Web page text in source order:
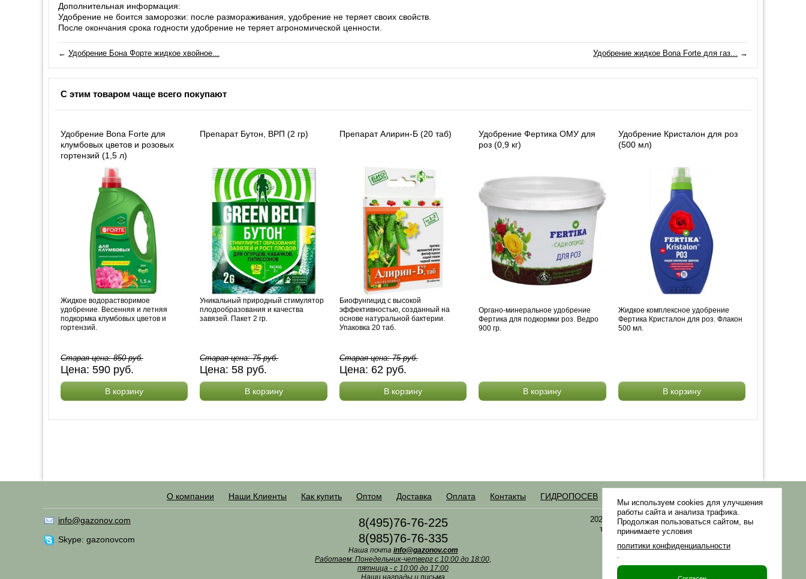
Дополнительная информация:
Удобрение не боится заморозки: после размораживания, удобрение не теряет своих свойств.
После окончания срока годности удобрение не теряет агрономической ценности.
← Удобрение Бона Форте жидкое хвойное... Удобрение жидкое Bona Forte для газ... →
С этим товаром чаще всего покупают
Удобрение Bona Forte для
клумбовых цветов и розовых
гортензий (1,5 л)
Жидкое водорастворимое
удобрение. Весенняя и летняя
подкормка клумбовых цветов и
гортензий.
Старая цена:850руб.
Цена: 590 руб.
В корзину
Препарат Бутон, ВРП (2 гр)
Уникальный природный стимулятор
плодообразования и качества
завязей. Пакет 2 гр.
Старая цена:75руб.
Цена:58 руб.
В корзину
Препарат Алирин-Б (20 таб)
Биофунгицид с высокой
эффективностью, созданный на
основе натуральной бактерии.
Упаковка 20 таб.
Старая цена:75руб.
Цена: 62 руб.
В корзину
Удобрение Фертика ОМУ для
роз (0,9 кг)
Органо-минеральное удобрение
Фертика для подкормки роз. Ведро
900 гр.
В корзину
Удобрение Кристалон для роз
(500 мл)
Жидкое комплексное удобрение
Фертика Кристалон для роз. Флакон
500 мл.
В корзину
О компании Наши Клиенты Как купить Оптом Доставка Оплата Контакты ГИДРОПОСЕВ
info@gazonov.com
Skype: gazonovcom
2021-2026 © «Газонная трава, семена газонных
трав: выбор удобрения и средства защиты в
8(495)76-76-225
8(985)76-76-335
Наша почта info@gazonov.com
Работаем: Понедельник-четверг с 10:00 до 18:00,
пятница - с 10:00 до 17:00
Наши награды и письма
Мы используем cookies для улучшения
работы сайта и анализа трафика.
Продолжая пользоваться сайтом, вы
принимаете условия
политики конфиденциальности
.